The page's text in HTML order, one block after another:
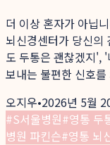
더 이상 혼자가 아닙
뇌신경센터가 당신의
도 두통은 괜찮겠지',
보내는 불편한 신호
오지우•2026년 5월
#S서울병원#영통 두
병원 파킨슨#영통 뇌